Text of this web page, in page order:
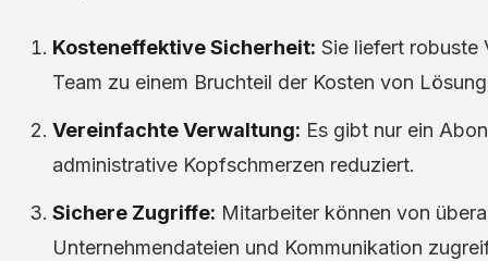
Kosteneffektive Sicherheit: Sie liefert robuste
Team zu einem Bruchteil der Kosten von
Vereinfachte Verwaltung: Es gibt nur ein
administrative Kopfschmerzen reduziert.
Sichere Zugriffe: Mitarbeiter können von
Unternehmendateien und Kommunikation